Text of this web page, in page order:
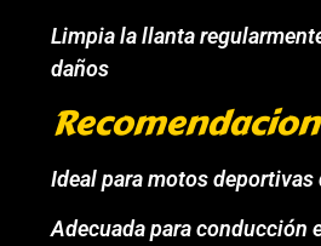
Limpia la llanta
daños
Ideal para motos deportivas
Adecuada para conducción